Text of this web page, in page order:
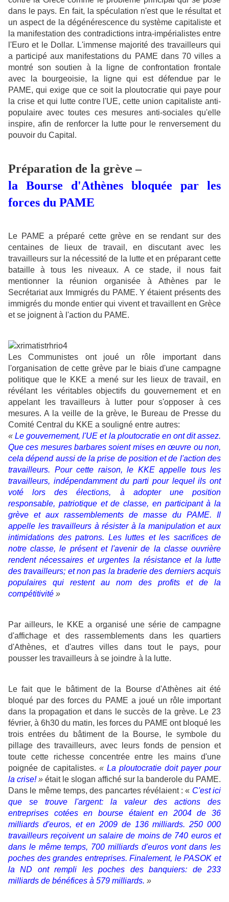
dans le pays. En fait, la spéculation n'est que le résultat et
un aspect de la dégénérescence du système capitaliste et
la manifestation des contradictions intra-impérialistes entre
l'Euro et le Dollar. L'immense majorité des travailleurs qui
a participé aux manifestations du PAME dans 70 villes a
montré son soutien à la ligne de confrontation frontale
avec la bourgeoisie, la ligne qui est défendue par le
PAME, qui exige que ce soit la ploutocratie qui paye pour
la crise et qui lutte contre l'UE, cette union capitaliste anti-
populaire avec toutes ces mesures anti-sociales qu'elle
inspire, afin de renforcer la lutte pour le renversement du
pouvoir du Capital .
Préparation de la grève –
la Bourse d'Athènes bloquée par les
forces du PAME
Le PAME a préparé cette grève en se rendant sur des
centaines de lieux de travail, en discutant avec les
travailleurs sur la nécessité de la lutte et en préparant cette
bataille à tous les niveaux. A ce stade, il nous fait
mentionner la réunion organisée à Athènes par le
Secrétariat aux Immigrés du PAME. Y étaient présents des
immigrés du monde entier qui vivent et travaillent en Grèce
et se joignent à l'action du PAME.
Les Communistes ont joué un rôle important dans
l'organisation de cette grève par le biais d'une campagne
politique que le KKE a mené sur les lieux de travail, en
révélant les véritables objectifs du gouvernement et en
appelant les travailleurs à lutter pour s'opposer à ces
mesures. A la veille de la grève, le Bureau de Presse du
Comité Central du KKE a souligné entre autres:
«Le gouvernement, l'UE et la ploutocratie en ont dit assez.
Que ces mesures barbares soient mises en œuvre ou non,
cela dépend aussi de la prise de position et de l'action des
travailleurs. Pour cette raison, le KKE appelle tous les
travailleurs, indépendamment du parti pour lequel ils ont
voté lors des élections, à adopter une position
responsable, patriotique et de classe, en participant à la
grève et aux rassemblements de masse du PAME. Il
appelle les travailleurs à résister à la manipulation et aux
intimidations des patrons. Les luttes et les sacrifices de
notre classe, le présent et l'avenir de la classe ouvrière
rendent nécessaires et urgentes la résistance et la lutte
des travailleurs; et non pas la braderie des derniers acquis
populaires qui restent au nom des profits et de la
compétitivité »
Par ailleurs, le KKE a organisé une série de campagne
d'affichage et des rassemblements dans les quartiers
d'Athènes, et d'autres villes dans tout le pays, pour
pousser les travailleurs à se joindre à la lutte.
Le fait que le bâtiment de la Bourse d'Athènes ait été
bloqué par des forces du PAME a joué un rôle important
dans la propagation et dans le succès de la grève. Le 23
février, à 6h30 du matin, les forces du PAME ont bloqué les
trois entrées du bâtiment de la Bourse, le symbole du
pillage des travailleurs, avec leurs fonds de pension et
toute cette richesse concentrée entre les mains d'une
poignée de capitalistes. « La ploutocratie doit payer pour
la crise!» était le slogan affiché sur la banderole du PAME.
Dans le même temps, des pancartes révélaient : « C'est ici
que se trouve l'argent: la valeur des actions des
entreprises cotées en bourse étaient en 2004 de 36
milliards d'euros, et en 2009 de 136 milliards. 250 000
travailleurs reçoivent un salaire de moins de 740 euros et
dans le même temps, 700 milliards d'euros vont dans les
poches des grandes entreprises. Finalement, le PASOK et
la ND ont rempli les poches des banquiers: de 233
milliards de bénéfices à 579 milliards. »